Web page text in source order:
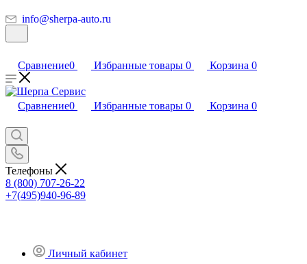
info@sherpa-auto.ru
Сравнение0 Избранные товары 0 Корзина 0
Сравнение0 Избранные товары 0 Корзина 0
Телефоны
8 (800) 707-26-22
+7(495)940-96-89
Личный кабинет